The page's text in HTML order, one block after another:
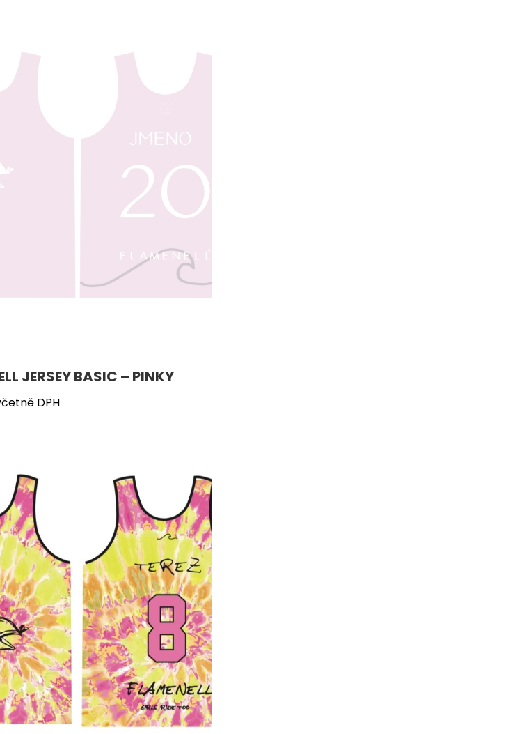
JERSEY BASIC – PINKY
DPH